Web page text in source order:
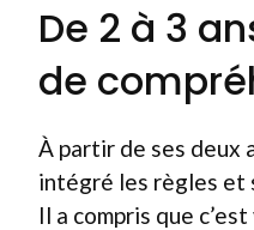
De 2 à 3
de
À partir de ses deux
intégré les règles et
Il a compris que